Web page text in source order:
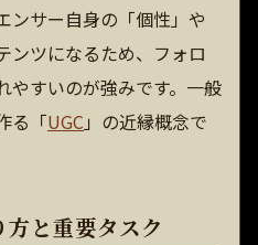
ンサー自身の「個性」や
ンツになるため、フォロ
やすいのが強みです。一般
る「UGC 」の近縁概念で
と重要タスク